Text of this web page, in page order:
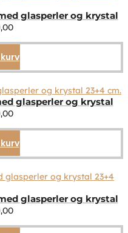
glasperler og krystal
glasperler og krystal
glasperler og krystal